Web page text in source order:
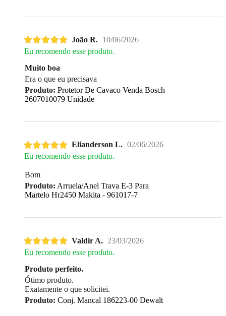
João R. 10/06/2026
Eu recomendo esse produto.
Muito boa
Era o que eu precisava
Produto: Protetor De Cavaco Venda Bosch
2607010079 Unidade
Elianderson L. 02/06/2026
Eu recomendo esse produto.
Bom
Produto: Arruela/Anel Trava E-3 Para
Martelo Hr2450 Makita - 961017-7
Valdir A. 23/03/2026
Eu recomendo esse produto.
Produto perfeito.
Ótimo produto.
Exatamente o que solicitei.
Produto: Conj. Mancal 186223-00 Dewalt